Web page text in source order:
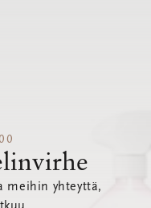
meihin yhteyttä,